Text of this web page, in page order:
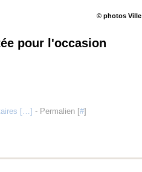
© photos Ville
pour l'occasion
[…] - Permalien [#]